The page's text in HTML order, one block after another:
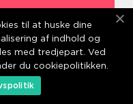
til at huske dine
af indhold og
med tredjepart. Ved
du cookiepolitikken.